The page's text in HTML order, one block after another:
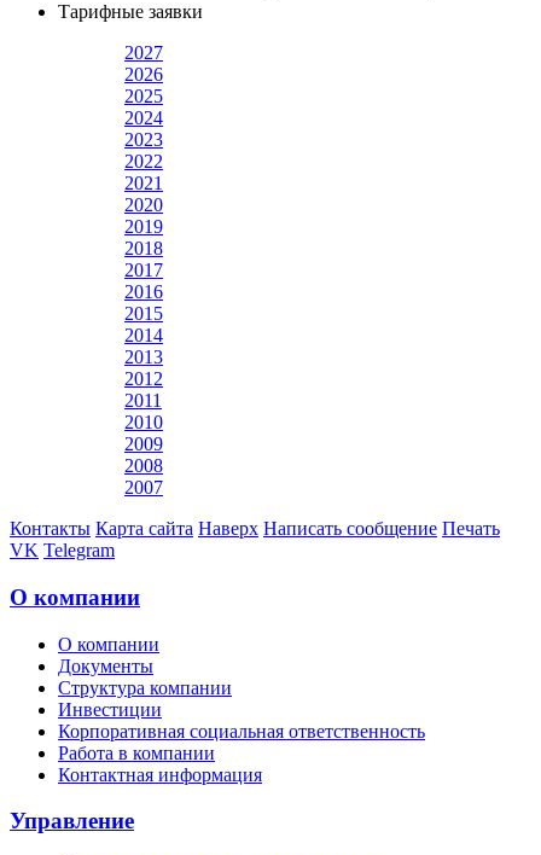
Тарифные заявки
2027
2026
2025
2024
2023
2022
2021
2020
2019
2018
2017
2016
2015
2014
2013
2012
2011
2010
2009
2008
2007
Контакты Карта сайта Наверх Написать сообщение Печать
VK Telegram
О компании
О компании
Документы
Структура компании
Инвестиции
Корпоративная социальная ответственность
Работа в компании
Контактная информация
Управление